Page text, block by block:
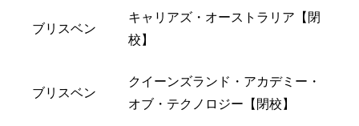
ブリスベン
キャリアズ・オーストラリア【閉
校】
ブリスベン
クイーンズランド・アカデミー・
オブ・テクノロジー【閉校】